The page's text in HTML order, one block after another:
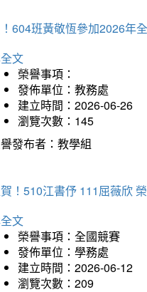
604班黃敬恆參加2026年
文
榮譽事項：
發佈單位：教務處
建立時間：2026-06-26
瀏覽次數：145
發布者：教學組
！510江書伃 111屈薇欣
文
榮譽事項：全國競賽
發佈單位：學務處
建立時間：2026-06-12
瀏覽次數：209